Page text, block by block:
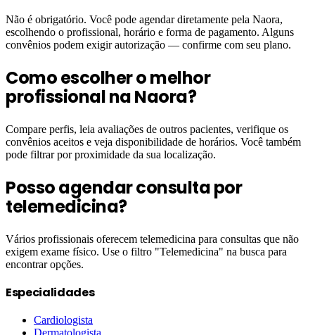
Não é obrigatório. Você pode agendar diretamente pela Naora,
escolhendo o profissional, horário e forma de pagamento. Alguns
convênios podem exigir autorização — confirme com seu plano.
Como escolher o melhor
profissional na Naora?
Compare perfis, leia avaliações de outros pacientes, verifique os
convênios aceitos e veja disponibilidade de horários. Você também
pode filtrar por proximidade da sua localização.
Posso agendar consulta por
telemedicina?
Vários profissionais oferecem telemedicina para consultas que não
exigem exame físico. Use o filtro "Telemedicina" na busca para
encontrar opções.
Especialidades
Cardiologista
Dermatologista